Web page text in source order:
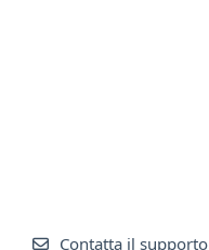
Contatta il supporto